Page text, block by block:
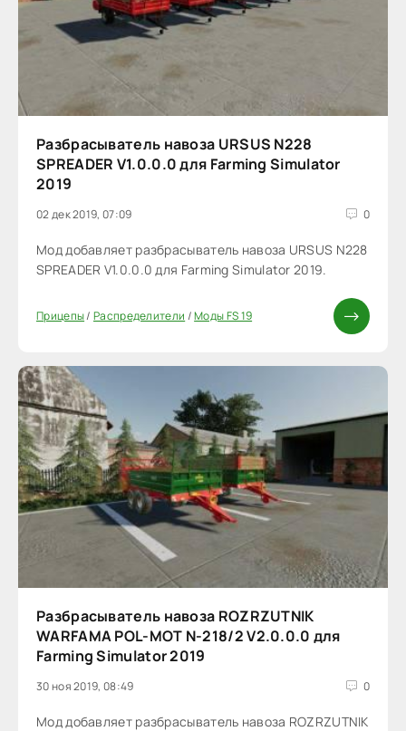
Разбрасыватель навоза URSUS N228
SPREADER V1.0.0.0 для Farming Simulator
2019
02 дек 2019, 07:09 0
Мод добавляет разбрасыватель навоза URSUS N228
SPREADER V1.0.0.0 для Farming Simulator 2019.
Прицепы/Распределители /Моды FS 19
Разбрасыватель навоза ROZRZUTNIK
WARFAMA POL-MOT N-218/2 V2.0.0.0 для
Farming Simulator 2019
30 ноя 2019, 08:49 0
Мод добавляет разбрасыватель навоза ROZRZUTNIK